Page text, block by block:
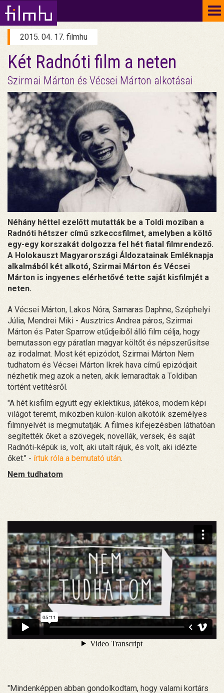
2015. 04. 17. filmhu
Két Radnóti film a neten
Szirmai Márton és Vécsei Márton alkotásai
Néhány héttel ezelőtt mutatták be a Toldi moziban a
Radnóti hétszer című szkeccsfilmet, amelyben a költő
egy-egy korszakát dolgozza fel hét fiatal filmrendező.
A Holokauszt Magyarországi Áldozatainak Emléknapja
alkalmából két alkotó, Szirmai Márton és Vécsei
Márton is ingyenes elérhetővé tette saját kisfilmjét a
neten.
A Vécsei Márton, Lakos Nóra, Samaras Daphne, Széphelyi
Júlia, Mendrei Miki - Ausztrics Andrea páros, Szirmai
Márton és Pater Sparrow etűdjeiből álló film célja, hogy
bemutasson egy páratlan magyar költőt és népszerűsítse
az irodalmat. Most két epizódot, Szirmai Márton Nem
tudhatom és Vécsei Márton Ikrek hava című epizódjait
nézhetik meg azok a neten, akik lemaradtak a Toldiban
történt vetítésről.
"A hét kisfilm együtt egy eklektikus, játékos, modern képi
világot teremt, miközben külön-külön alkotóik személyes
filmnyelvét is megmutatják. A filmes kifejezésben láthatóan
segítették őket a szövegek, novellák, versek, és saját
Radnóti-képük is, volt, aki utalt rájuk, és volt, aki idézte
őket." - írtuk róla a bemutató után.
Nem tudhatom
"Mindenképpen abban gondolkodtam, hogy valami kortárs